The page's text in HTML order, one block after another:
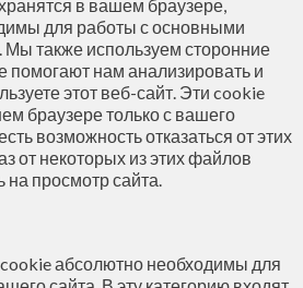
в вашем браузере,
для работы с основными
также используем сторонние
нам анализировать и
этот веб-сайт. Эти cookie
браузере только с вашего
возможность отказаться от этих
от некоторых из этих файлов
просмотр сайта.
абсолютно необходимы для